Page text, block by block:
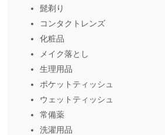
髭剃り
コンタクトレンズ
化粧品
メイク落とし
生理用品
ポケットティッシュ
ウェットティッシュ
常備薬
洗濯用品